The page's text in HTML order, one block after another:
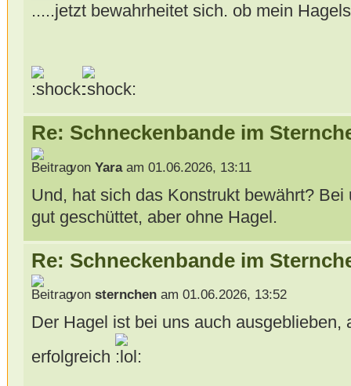
.....jetzt bewahrheitet sich. ob mein
Re: Schneckenbande im
von Yaraam 01.06.2026, 13:11
Und, hat sich das Konstrukt bewährt?
gut geschüttet, aber ohne Hagel.
Re: Schneckenbande im
von sternchenam 01.06.2026, 13:52
Der Hagel ist bei uns auch ausgeblieben,
erfolgreich